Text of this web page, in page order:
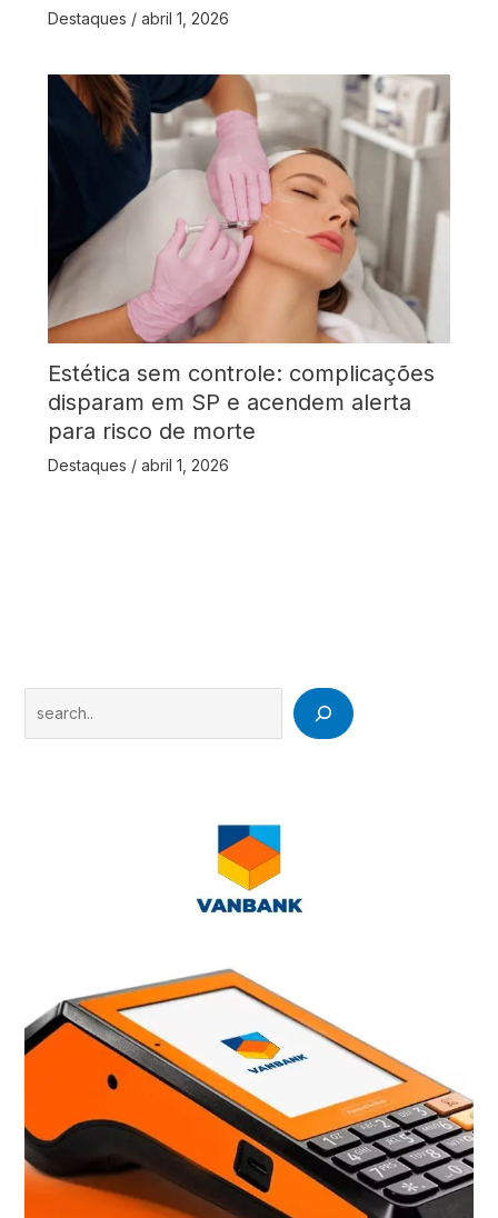
Destaques / abril 1, 2026
Estética sem controle: complicações
disparam em SP e acendem alerta
para risco de morte
Destaques / abril 1, 2026